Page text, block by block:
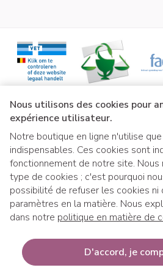
Nous utilisons des cookies pour
expérience utilisateur.
Notre boutique en ligne n'utilise
indispensables. Ces cookies sont
fonctionnement de notre site. Nous
type de cookies ; c'est pourquoi
possibilité de refuser les cookies ni
paramètres en la matière. Nous
dans notre politique en matière de
D'accord, je
Liens légaux
Si vous souhaitez
Si vous souhaitez retirer
mmande à notre